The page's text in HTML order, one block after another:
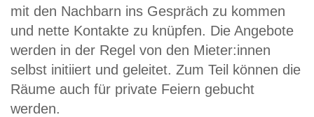
mit den Nachbarn ins Gespräch zu kommen
und nette Kontakte zu knüpfen. Die Angebote
werden in der Regel von den Mieter:innen
selbst initiiert und geleitet. Zum Teil können die
Räume auch für private Feiern gebucht
werden.